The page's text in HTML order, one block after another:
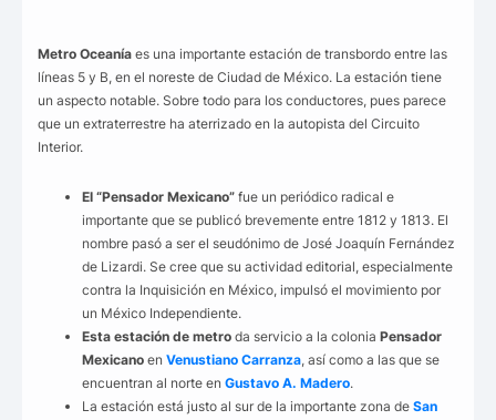
Metro Oceanía es una importante estación de transbordo entre las
líneas 5 y B, en el noreste de Ciudad de México. La estación tiene
un aspecto notable. Sobre todo para los conductores, pues parece
que un extraterrestre ha aterrizado en la autopista del Circuito
Interior.
El “Pensador Mexicano” fue un periódico radical e
importante que se publicó brevemente entre 1812 y 1813. El
nombre pasó a ser el seudónimo de José Joaquín Fernández
de Lizardi. Se cree que su actividad editorial, especialmente
contra la Inquisición en México, impulsó el movimiento por
un México Independiente.
Esta estación de metro da servicio a la colonia Pensador
Mexicano en Venustiano Carranza, así como a las que se
encuentran al norte en Gustavo A. Madero.
La estación está justo al sur de la importante zona de San